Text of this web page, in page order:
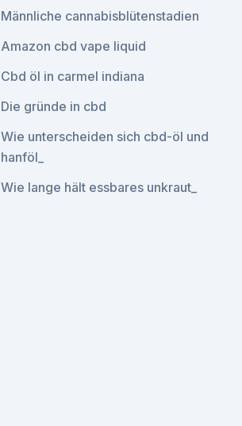
Männliche cannabisblütenstadien
Amazon cbd vape liquid
Cbd öl in carmel indiana
Die gründe in cbd
Wie unterscheiden sich cbd-öl und
hanföl_
Wie lange hält essbares unkraut_